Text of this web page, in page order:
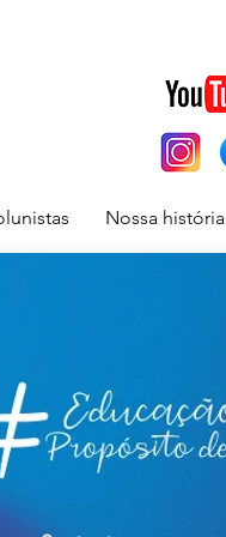
Nossa história